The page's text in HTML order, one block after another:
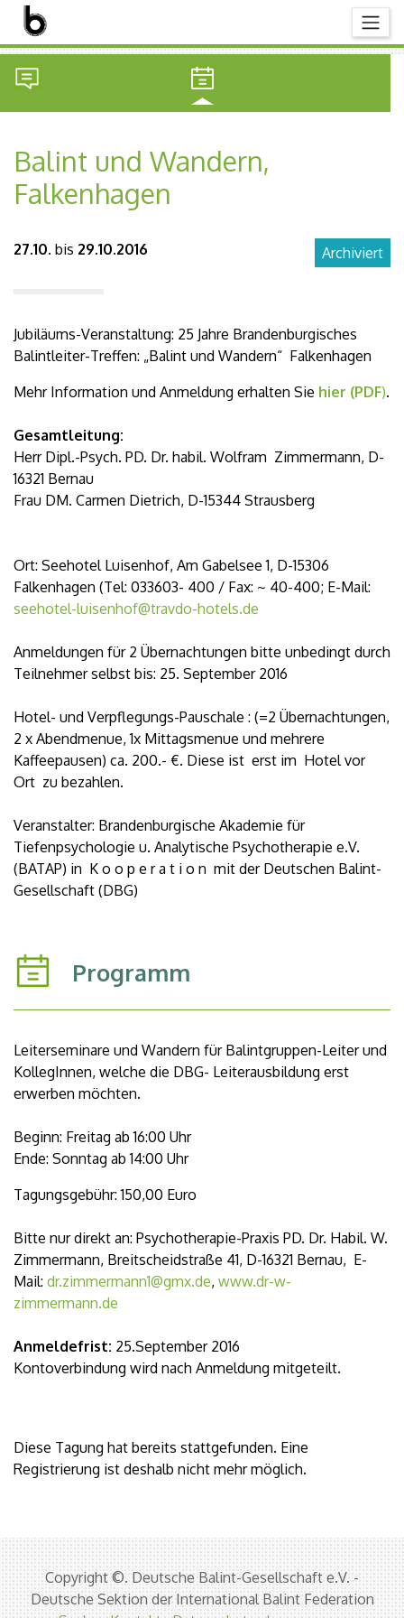
Balint und Wandern,
Falkenhagen
Archiviert
27.10. bis 29.10.2016
Jubiläums-Veranstaltung: 25 Jahre Brandenburgisches
Balintleiter-Treffen: „Balint und Wandern“ Falkenhagen
Mehr Information und Anmeldung erhalten Sie hier (PDF).
Gesamtleitung:
Herr Dipl.-Psych. PD. Dr. habil. Wolfram Zimmermann, D-
16321 Bernau
Frau DM. Carmen Dietrich, D-15344 Strausberg
Ort: Seehotel Luisenhof, Am Gabelsee 1, D-15306
Falkenhagen (Tel: 033603- 400 / Fax: ~ 40-400; E-Mail:
seehotel-luisenhof@travdo-hotels.de
Anmeldungen für 2 Übernachtungen bitte unbedingt durch
Teilnehmer selbst bis: 25. September 2016
Hotel- und Verpflegungs-Pauschale : (=2 Übernachtungen,
2 x Abendmenue, 1x Mittagsmenue und mehrere
Kaffeepausen) ca. 200.- €. Diese ist erst im Hotel vor
Ort zu bezahlen.
Veranstalter: Brandenburgische Akademie für
Tiefenpsychologie u. Analytische Psychotherapie e.V.
(BATAP) in K o o p e r a t i o n mit der Deutschen Balint-
Gesellschaft (DBG)
Programm
Leiterseminare und Wandern für Balintgruppen-Leiter und
KollegInnen, welche die DBG- Leiterausbildung erst
erwerben möchten.
Beginn: Freitag ab 16:00 Uhr
Ende: Sonntag ab 14:00 Uhr
Tagungsgebühr: 150,00 Euro
Bitte nur direkt an: Psychotherapie-Praxis PD. Dr. Habil. W.
Zimmermann, Breitscheidstraße 41, D-16321 Bernau, E-
Mail: dr.zimmermann1@gmx.de, www.dr-w-
zimmermann.de
Anmeldefrist: 25.September 2016
Kontoverbindung wird nach Anmeldung mitgeteilt.
Diese Tagung hat bereits stattgefunden. Eine
Registrierung ist deshalb nicht mehr möglich.
Copyright ©. Deutsche Balint-Gesellschaft e.V. -
Deutsche Sektion der International Balint Federation